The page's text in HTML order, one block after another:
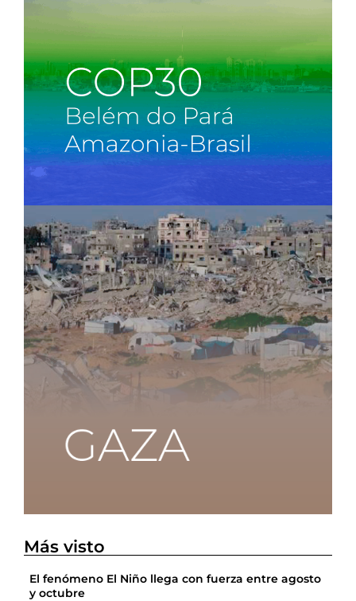
Más visto
El fenómeno El Niño llega con fuerza entre agosto
y octubre